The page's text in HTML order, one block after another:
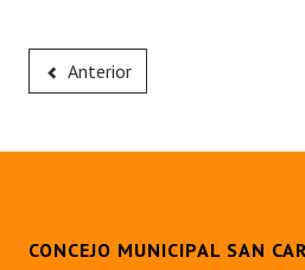
Anterior
CONCEJO MUNICIPAL SAN